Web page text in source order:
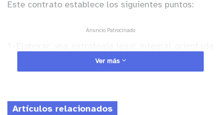
Este contrato establece los siguientes puntos:
Anuncio Patrocinado
a la defensa y protección del borde costero.
legalidad de los loteos en el sector de Los Molles.
Ver más
Artículos relacionados